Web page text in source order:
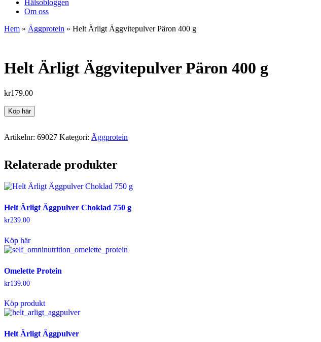
Hälsobloggen
Om oss
Hem » Äggprotein » Helt Ärligt Äggvitepulver Päron 400 g
Helt Ärligt Äggvitepulver Päron 400 g
kr179.00
Köp här
Artikelnr: 69027 Kategori: Äggprotein
Relaterade produkter
Helt Ärligt Äggpulver Choklad 750 g
kr239.00
Köp här
Omelette Protein
kr139.00
Köp produkt
Helt Ärligt Äggpulver